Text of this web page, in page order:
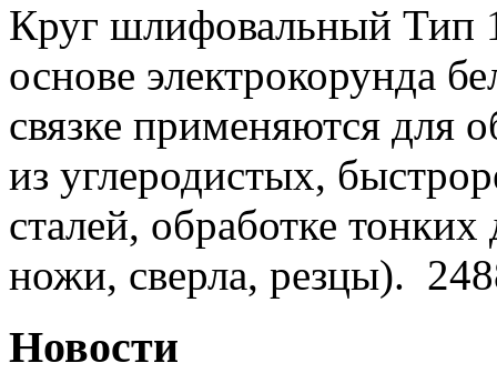
Круг шлифовальный Тип
основе электрокорунда
связке применяются для
из углеродистых,
сталей, обработке
ножи, сверла, резцы).
Новости